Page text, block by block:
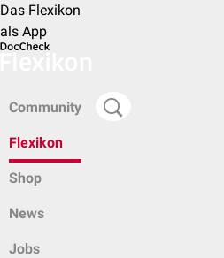
Das Flexikon
als App
Community
Flexikon
Shop
News
Jobs